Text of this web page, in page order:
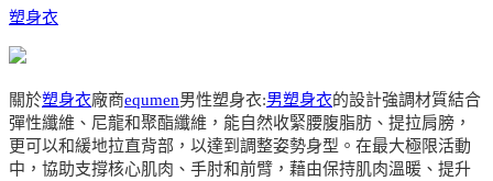
塑身衣
關於塑身衣廠商equmen男性塑身衣:男塑身衣的設計強調材質結合
彈性纖維、尼龍和聚酯纖維，能自然收緊腰腹脂肪、提拉肩膀，
更可以和緩地拉直背部，以達到調整姿勢身型。在最大極限活動
中，協助支撐核心肌肉、手肘和前臂，藉由保持肌肉溫暖、提升